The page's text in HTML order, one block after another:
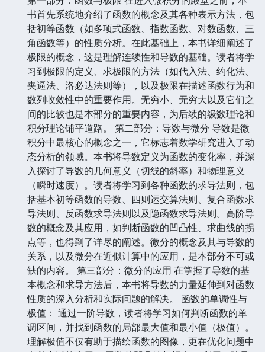
书首先系统地介绍了函数的概念及其各种表示方法，包
括初等函数（如多项式函数、指数函数、对数函数、三
角函数等）的性质分析。在此基础上，本书详细阐述了
极限的概念，这是理解连续性和导数的基础。读者将学
习到极限的定义、求极限的方法（如代入法、约化法、
夹逼法、洛必达法则等），以及极限在描述函数行为和
数列收敛性中的重要作用。无穷小、无穷大以及它们之
间的比较也是本部分的重要内容，为后续的级数理论和
积分理论铺平道路。 第二部分：导数与微分 导数是微
积分中最核心的概念之一，它标志着数学研究进入了动
态分析的领域。本书将导数定义为函数的变化率，并深
入探讨了导数的几何意义（切线的斜率）和物理意义
（瞬时速度）。读者将学习到各种函数的求导法则，包
括基本初等函数的导数、四则运交算法则、复合函数求
导法则、反函数求导法则以及隐函数求导法则。高阶导
数的概念及其应用，如判断函数的凹凸性、求曲线的拐
点等，也得到了详尽的阐述。微分的概念及其与导数的
关系，以及微分在近似计算中的应用，是本部分不可或
缺的内容。 第三部分：微分的应用 在掌握了导数的基
本概念和求导方法后，本书将导数的力量延伸到对函数
性质的深入分析和实际问题的解决。 函数的单调性与
极值： 通过一阶导数，读者将学习如何判断函数的单
调区间，并找到函数的局部最大值和最小值（极值）。
理解极值不仅有助于描绘函数的图像，更在优化问题中